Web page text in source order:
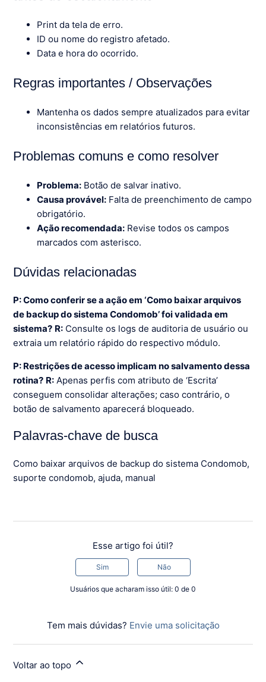
Print da tela de erro.
ID ou nome do registro afetado.
Data e hora do ocorrido.
Regras importantes / Observações
Mantenha os dados sempre atualizados para evitar
inconsistências em relatórios futuros.
Problemas comuns e como resolver
Problema: Botão de salvar inativo.
Causa provável: Falta de preenchimento de campo
obrigatório.
Ação recomendada: Revise todos os campos
marcados com asterisco.
Dúvidas relacionadas
P: Como conferir se a ação em ‘Como baixar arquivos
de backup do sistema Condomob’ foi validada em
sistema? R: Consulte os logs de auditoria de usuário ou
extraia um relatório rápido do respectivo módulo.
P: Restrições de acesso implicam no salvamento dessa
rotina? R: Apenas perfis com atributo de ‘Escrita’
conseguem consolidar alterações; caso contrário, o
botão de salvamento aparecerá bloqueado.
Palavras-chave de busca
Como baixar arquivos de backup do sistema Condomob,
suporte condomob, ajuda, manual
Esse artigo foi útil?
Sim Não
Usuários que acharam isso útil: 0 de 0
Tem mais dúvidas? Envie uma solicitação
Voltar ao topo